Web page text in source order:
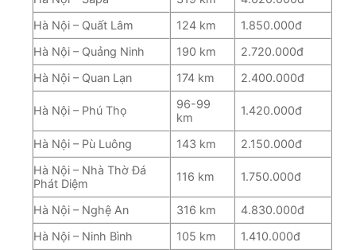
Hà Nội – Quất Lâm
124 km
1.850.000đ
Hà Nội – Quảng Ninh
190 km
2.720.000đ
Hà Nội – Quan Lạn
174 km 2.400.000đ
Hà Nội – Phú Thọ
96-99
km
1.420.000đ
Hà Nội – Pù Luông 143 km
2.150.000đ
Hà Nội – Nhà Thờ Đá
Phát Diệm
116 km 1.750.000đ
Hà Nội – Nghệ An 316 km
4.830.000đ
Hà Nội – Ninh Bình
105 km 1.410.000đ